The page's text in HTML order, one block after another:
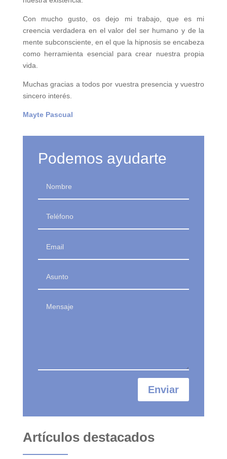
Con mucho gusto, os dejo mi trabajo, que es mi
creencia verdadera en el valor del ser humano y de la
mente subconsciente, en el que la hipnosis se encabeza
como herramienta esencial para crear nuestra propia
vida.
Muchas gracias a todos por vuestra presencia y vuestro
sincero interés.
Mayte Pascual
Podemos ayudarte
Enviar
Artículos destacados